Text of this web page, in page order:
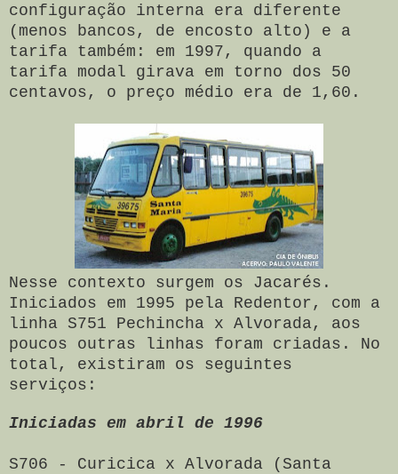
configuração interna era diferente
(menos bancos, de encosto alto) e a
tarifa também: em 1997, quando a
tarifa modal girava em torno dos 50
centavos, o preço médio era de 1,60.
Nesse contexto surgem os Jacarés.
Iniciados em 1995 pela Redentor, com a
linha S751 Pechincha x Alvorada, aos
poucos outras linhas foram criadas. No
total, existiram os seguintes
serviços:
Iniciadas em abril de 1996
S706 - Curicica x Alvorada (Santa